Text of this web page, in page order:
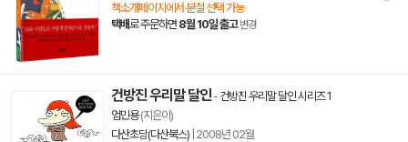
책소개페이지에서 분철 선택 가능
택배로 주문하면 8월 10일 출고 변경
건방진 우리말 달인- 건방진 우리말 달인 시리즈 1
엄민용(지은이)
다산초당(다산북스) 2008년 02월